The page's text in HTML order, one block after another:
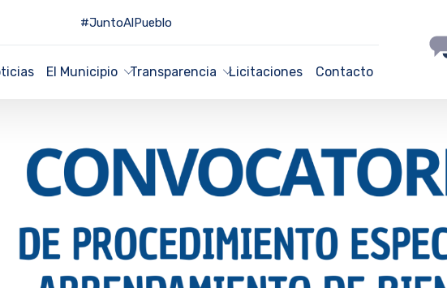
#JuntoAlPueblo
El Municipio Transparencia Licitaciones Contacto